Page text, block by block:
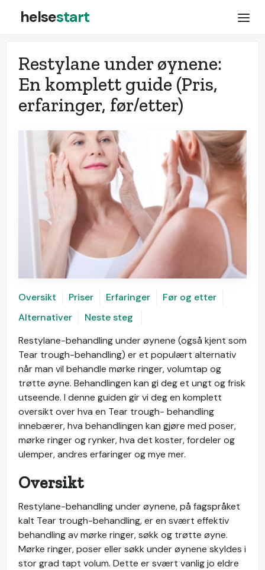
helsestart
Restylane under øynene:
En komplett guide (Pris,
erfaringer, før/etter)
Oversikt Priser Erfaringer
Før og etter
Alternativer
Neste steg
Restylane-behandling under øynene (også kjent som
Tear trough-behandling) er et populært alternativ
når man vil behandle mørke ringer, volumtap og
trøtte øyne. Behandlingen kan gi deg et ungt og frisk
utseende. I denne guiden gir vi deg en komplett
oversikt over hva en Tear trough- behandling
innebærer, hva behandlingen kan gjøre med poser,
mørke ringer og rynker, hva det koster, fordeler og
ulemper, andres erfaringer og mye mer.
Oversikt
Restylane-behandling under øynene, på fagspråket
kalt Tear trough-behandling, er en svært effektiv
behandling av mørke ringer, søkk og trøtte øyne.
Mørke ringer, poser eller søkk under øynene skyldes i
stor grad tapt volum. Dette er svært vanlig jo eldre